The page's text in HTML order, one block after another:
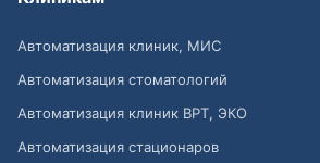
Автоматизация клиник, МИС
Автоматизация стоматологий
Автоматизация клиник ВРТ, ЭКО
Автоматизация стационаров